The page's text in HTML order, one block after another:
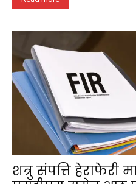
शत्रु संपत्ति